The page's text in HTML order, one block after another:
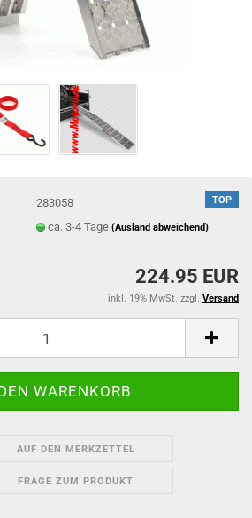
TOP
283058
ca. 3-4 Tage(Ausland abweichend)
224.95 EUR
inkl. 19% MwSt. zzgl. Versand
AUF DEN MERKZETTEL
FRAGE ZUM PRODUKT